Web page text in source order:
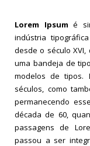
Lorem Ipsum é
indústria
desde o século
uma bandeja de
modelos de tipos.
séculos, como
permanecendo
década de 60,
passagens de
passou a ser